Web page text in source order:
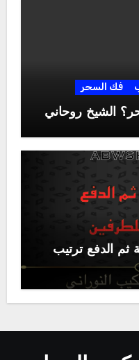
فك السحر
الشيخ روحاني
الدفع ترتيب